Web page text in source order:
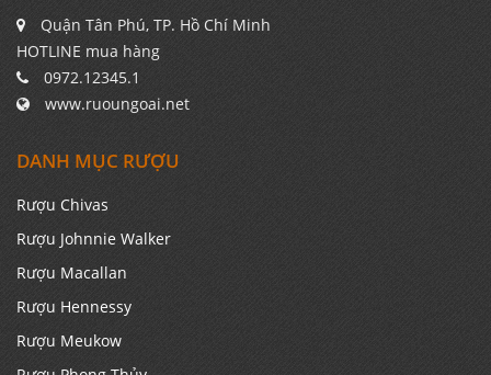
Quận Tân Phú, TP. Hồ Chí Minh
HOTLINE mua hàng
0972.12345.1
www.ruoungoai.net
DANH MỤC RƯỢU
Rượu Chivas
Rượu Johnnie Walker
Rượu Macallan
Rượu Hennessy
Rượu Meukow